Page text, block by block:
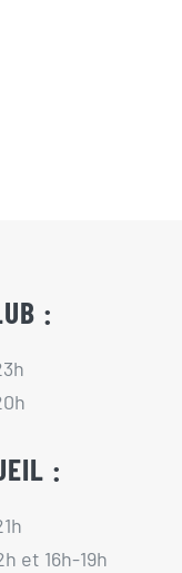
:
:
et 16h-19h